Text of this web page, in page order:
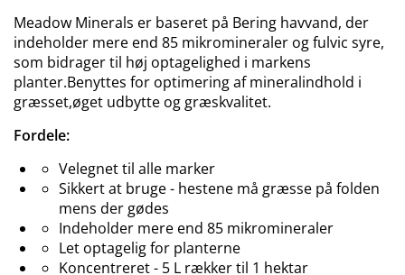
Meadow Minerals er baseret på Bering havvand, der
indeholder mere end 85 mikromineraler og fulvic syre,
som bidrager til høj optagelighed i markens
planter.Benyttes for optimering af mineralindhold i
græsset,øget udbytte og græskvalitet.
Fordele:
Velegnet til alle marker
Sikkert at bruge - hestene må græsse på folden
mens der gødes
Indeholder mere end 85 mikromineraler
Let optagelig for planterne
Koncentreret - 5 L rækker til 1 hektar